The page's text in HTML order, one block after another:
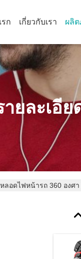
ก เกี่ยวกับเรา ผลิ
ายละเอี
ลอดไฟหน้ารถ 360 องศ